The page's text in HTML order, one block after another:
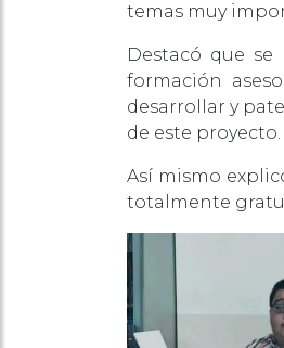
temas muy
Destacó que
formación
desarrollar y
de este proyecto.
Así mismo
totalmente